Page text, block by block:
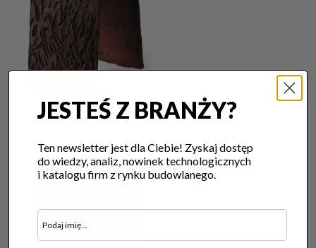
JESTEŚ Z BRANŻY?
Ten newsletter jest dla Ciebie! Zyskaj dostęp
do wiedzy, analiz, nowinek technologicznych
i katalogu firm z rynku budowlanego.